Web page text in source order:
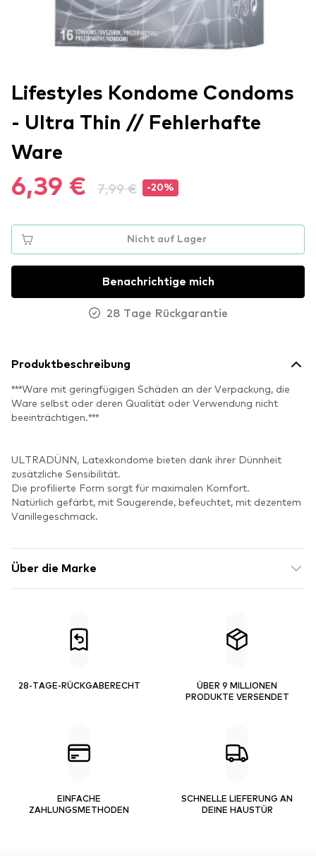
Lifestyles Kondome Condoms
- Ultra Thin // Fehlerhafte
Ware
6,39 € 7,99 € -20%
Nicht auf Lager
Benachrichtige mich
28 Tage Rückgarantie
Produktbeschreibung
***Ware mit geringfügigen Schäden an der Verpackung, die
Ware selbst oder deren Qualität oder Verwendung nicht
beeinträchtigen.***
ULTRADÜNN, Latexkondome bieten dank ihrer Dünnheit
zusätzliche Sensibilität.
Die profilierte Form sorgt für maximalen Komfort.
Natürlich gefärbt, mit Saugerende, befeuchtet, mit dezentem
Vanillegeschmack.
Über die Marke
28-TAGE-RÜCKGABERECHT
ÜBER 9 MILLIONEN
PRODUKTE VERSENDET
EINFACHE
ZAHLUNGSMETHODEN
SCHNELLE LIEFERUNG AN
DEINE HAUSTÜR